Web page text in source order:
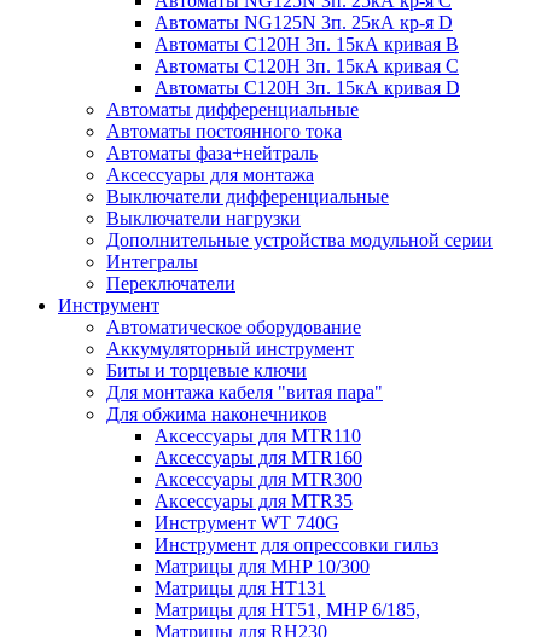
Автоматы NG125N 3п. 25кА кр-я D
Автоматы С120Н 3п. 15кА кривая B
Автоматы С120Н 3п. 15кА кривая C
Автоматы С120Н 3п. 15кА кривая D
Автоматы дифференциальные
Автоматы постоянного тока
Автоматы фаза+нейтраль
Аксессуары для монтажа
Выключатели дифференциальные
Выключатели нагрузки
Дополнительные устройства модульной серии
Интегралы
Переключатели
Инструмент
Автоматическое оборудование
Аккумуляторный инструмент
Биты и торцевые ключи
Для монтажа кабеля "витая пара"
Для обжима наконечников
Аксессуары для MTR110
Аксессуары для MTR160
Аксессуары для MTR300
Аксессуары для MTR35
Инструмент WT 740G
Инструмент для опрессовки гильз
Матрицы для MHP 10/300
Матрицы для НТ131
Матрицы для НТ51, MHP 6/185,
Матрицы для RH230